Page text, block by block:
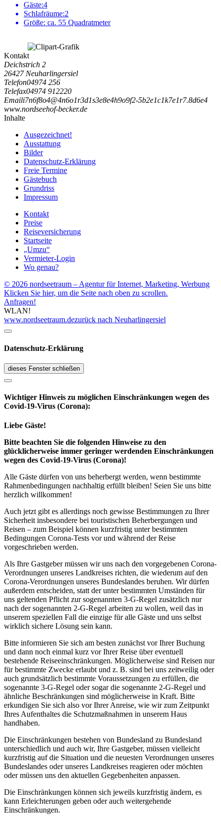
Gäste:4
Schlafräume:2
Größe: ca. 55 Quadratmeter
Kontakt
Deichstrich 2
26427 Neuharlingersiel
Telefon04974 256
Telefax04974 912220
Emaili7n6f8o4@4n6o1r3d1s3e8e4h9o9f2-5b2e1c1k7e1r7.8d6e4
www.nordseehof-becker.de
Inhalte
Ausgezeichnet!
Ausstattung
Bilder
Datenschutz-Erklärung
Freie Termine
Gästebuch
Grundriss
Impressum
Kontakt
Preise
Reiseversicherung
Startseite
„Umzu“
Vermieter-Login
Wo genau?
© 2026 nordseetraum – Agentur für Internet, Marketing, Werbung
Klicken Sie hier, um die Seite nach oben zu scrollen.
Anfragen!
WLAN!
www.nordseetraum.dezurück nach Neuharlingersiel
Datenschutz-Erklärung
dieses Fenster schließen
Wichtiger Hinweis zu möglichen Ein­schränk­ungen wegen des
Covid-19-Virus (Corona):
Liebe Gäste!
Bitte beachten Sie die folgenden Hinweise zu den
glücklicherweise immer geringer werdenden Einschränkungen
wegen des Covid-19-Virus (Corona)!
Alle Gäste dürfen von uns beherbergt werden, wenn bestimmte
Rahmenbedingungen nachhaltig erfüllt bleiben! Seien Sie uns bitte
herzlich willkommen!
Auch jetzt gibt es allerdings noch gewisse Bestimmungen zu Ihrer
Sicherheit insbesondere bei touristischen Beherbergungen und
Reisen – zum Beispiel können kurzfristig unter bestimmten
Bedingungen Corona-Tests vor und während der Reise
vorgeschrieben werden.
Als Ihre Gastgeber müssen wir uns nach den vorgegebenen Corona-
Verordnungen unseres Landkreises richten, die wiederum auf den
Corona-Verordnungen unseres Bundeslandes beruhen. Wir dürfen
außerdem entscheiden, statt der unter bestimmten Umständen für
uns geltenden Pflicht zur sogenannten 3-G-Regel zusätzlich nur
nach der sogenannten 2-G-Regel arbeiten zu wollen, weil das in
unserem speziellen Fall die einzige für alle Gäste und uns selbst
wirklich sichere Lösung sein kann.
Bitte informieren Sie sich am besten zunächst vor Ihrer Buchung
und dann noch einmal kurz vor Ihrer Reise über eventuell
bestehende Reiseeinschränkungen. Möglicherweise sind Reisen nur
für bestimmte Zwecke erlaubt und z. B. sind bei uns zeitweilig oder
auch grundsätzlich bestimmte Voraussetzungen zu erfüllen, die
sogenannte 3-G-Regel oder sogar die sogenannte 2-G-Regel und
ähnliche Beschränkungen sind möglicherweise in Kraft. Bitte
erkundigen Sie sich also vor Ihrer Anreise, wie wir zum Zeitpunkt
Ihres Aufenthaltes die Schutzmaßnahmen in unserem Haus
handhaben.
Die Einschränkungen bestehen von Bundesland zu Bundesland
unterschiedlich und auch wir, Ihre Gastgeber, müssen vielleicht
kurzfristig auf die Situation und die neuesten Verordnungen unseres
Bundeslandes oder unseres Landkreises reagieren oder möchten
oder müssen uns den aktuellen Gegebenheiten anpassen.
Die Einschränkungen können sich jeweils kurzfristig ändern, es
kann Erleichterungen geben oder auch weitergehende
Einschränkungen.